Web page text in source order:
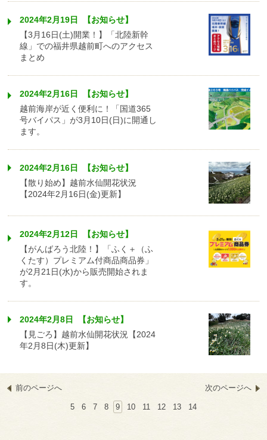
2024年2月19日 【お知らせ】
【3月16日(土)開業！】「北陸新幹
線」での福井県越前町へのアクセス
まとめ
2024年2月16日 【お知らせ】
越前海岸が近く便利に！「国道365
号バイパス」が3月10日(日)に開通し
ます。
2024年2月16日 【お知らせ】
【散り始め】越前水仙開花状況
【2024年2月16日(金)更新】
2024年2月12日 【お知らせ】
【がんばろう北陸！】「ふく＋（ふ
くたす）プレミアム付商品商品券」
が2月21日(水)から販売開始されま
す。
2024年2月8日 【お知らせ】
【見ごろ】越前水仙開花状況【2024
年2月8日(木)更新】
前のページへ
5 6 7 8 9 10 11 12 13 14
次のページへ